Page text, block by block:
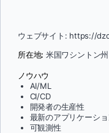
ウェブサイト: https://
所在地: 米国ワシントン
ノウハウ
AI/ML
CI/CD
開発者の生産性
最新のアプリケーシ
可観測性